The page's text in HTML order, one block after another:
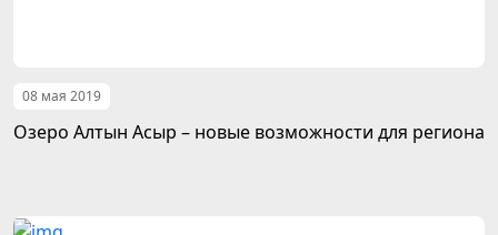
08 мая 2019
Озеро Алтын Асыр – новые возможности для региона